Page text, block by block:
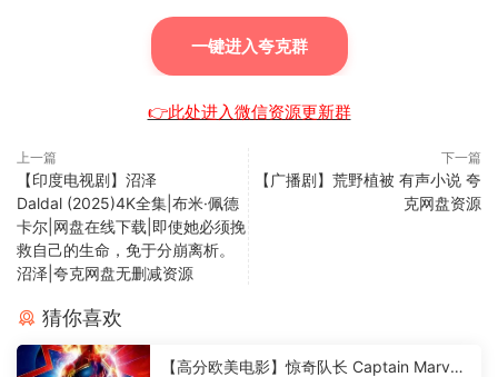
一键进入夸克群
👉此处进入微信资源更新群
上一篇
【印度电视剧】沼泽
Daldal (2025)4K全集|布米·佩德
卡尔|网盘在线下载|即使她必须挽
救自己的生命，免于分崩离析。
沼泽|夸克网盘无删减资源
下一篇
【广播剧】荒野植被 有声小说 夸
克网盘资源
猜你喜欢
【高分欧美电影】惊奇队长 Captain Marve